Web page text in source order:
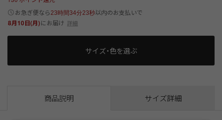
お急ぎ便なら 23時間34分22秒以内のお支払いで
8月10日(月)にお届け 詳細
サイズ・色を選ぶ
商品説明 サイズ詳細